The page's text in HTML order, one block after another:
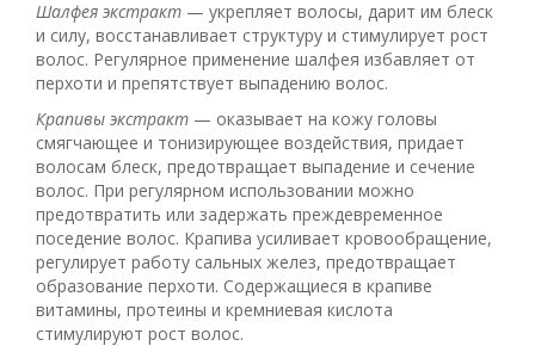
Шалфея экстракт — укрепляет волосы, дарит им блеск
и силу, восстанавливает структуру и стимулирует рост
волос. Регулярное применение шалфея избавляет от
перхоти и препятствует выпадению волос.
Крапивы экстракт — оказывает на кожу головы
смягчающее и тонизирующее воздействия, придает
волосам блеск, предотвращает выпадение и сечение
волос. При регулярном использовании можно
предотвратить или задержать преждевременное
поседение волос. Крапива усиливает кровообращение,
регулирует работу сальных желез, предотвращает
образование перхоти. Содержащиеся в крапиве
витамины, протеины и кремниевая кислота
стимулируют рост волос.